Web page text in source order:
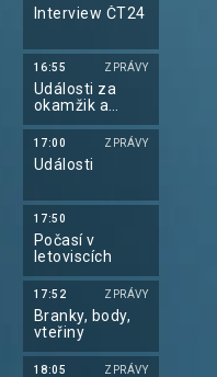
Interview ČT24
16:55 ZPRÁVY
Události za
okamžik a
počasí
17:00 ZPRÁVY
Události
17:50
Počasí v
letoviscích
17:52 ZPRÁVY
Branky, body,
vteřiny
18:05 ZPRÁVY